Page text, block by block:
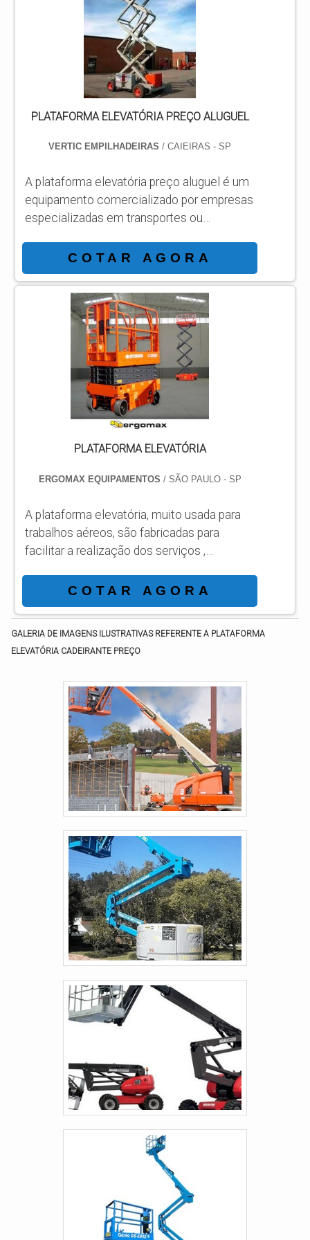
apresenta vários sistemas de proteção anti
buracos, além de extensões para o deck de
trabalho que se aproximam ainda mais do
serviço. Plataformas pa...
PLATAFORMA ELEVATÓRIA PREÇO ALUGUEL
VERTIC EMPILHADEIRAS/ CAIEIRAS - SP
A plataforma elevatória preço aluguel é um
equipamento comercializado por empresas
especializadas em transportes ou
elevatórias são excelentes equipamentos
que auxiliam os operadores e técnicos a
chegarem a locais altos ou com
obstáculos, os modelos podem apresentar
dois tipos, a elevatória articulada ou
tesoura, cada modelo oferece uma
particularidade diferente. Ao optar pela
compra ou aluguel da plataforma, é
importante saber das seguintes
informações: Qua...
COTAR AGORA
PLATAFORMA ELEVATÓRIA
ERGOMAX EQUIPAMENTOS / SÃO PAULO - SP
A plataforma elevatória, muito usada para
trabalhos aéreos, são fabricadas para
facilitar a realização dos serviços ,
produção e cumprimento de prazos. Altura
máxima da plataforma 9,80m (32ft); Altura
máxima de trabalho 11,80m (39ft);
Extensão de alcance 0,90m (3ft);
Capacidade de carga 450 kg; Tempo de
efetuam a venda, locação e execução de
assistência técnica em plataformas
elevatórias. A SINOBOOM dispõe dos
modelos: T...
COTAR AGORA
GALERIA DE IMAGENS ILUSTRATIVAS REFERENTE A PLATAFORMA
ELEVATÓRIA CADEIRANTE PREÇO